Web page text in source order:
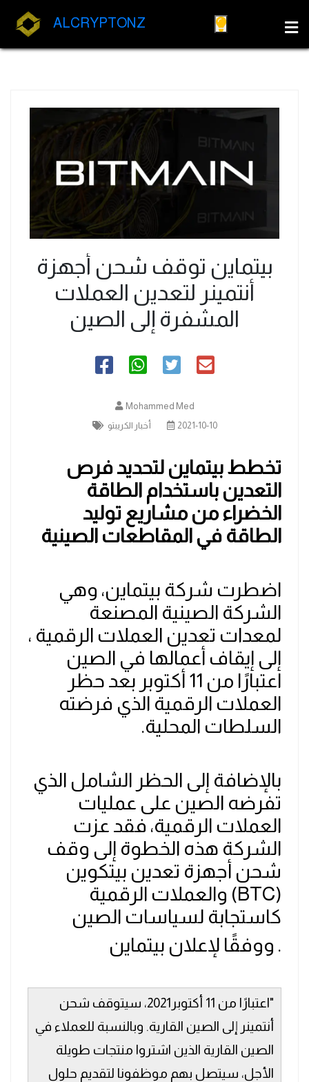
ALCRYPTONZ
بيتماين توقف شحن أجهزة
أنتمينر لتعدين العملات
المشفرة إلى الصين
Mohammed Med
2021-10-10
أخبار الكريبتو
تخطط بيتماين لتحديد فرص
التعدين باستخدام الطاقة
الخضراء من مشاريع توليد
الطاقة في المقاطعات الصينية
اضطرت شركة بيتماين، وهي
الشركة الصينية المصنعة
لمعدات تعدين العملات الرقمية ،
إلى إيقاف أعمالها في الصين
اعتبارًا من 11 أكتوبر بعد حظر
العملات الرقمية الذي فرضته
السلطات المحلية.
بالإضافة إلى الحظر الشامل الذي
تفرضه الصين على عمليات
العملات الرقمية، فقد عزت
الشركة هذه الخطوة إلى وقف
شحن أجهزة تعدين بيتكوين
(BTC) والعملات الرقمية
كاستجابة لسياسات الصين
. ووفقًا لإعلان بيتماين
"اعتبارًا من 11 أكتوبر2021، سيتوقف شحن
أنتمينر إلى الصين القارية. وبالنسبة للعملاء في
الصين القارية الذين اشتروا منتجات طويلة
الأجل، سيتصل بهم موظفونا لتقديم حلول